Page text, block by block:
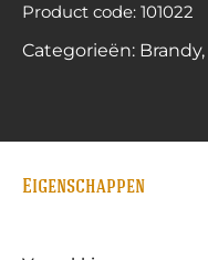
Product code: 101022
Categorieën: Brandy,
Eigenschappen